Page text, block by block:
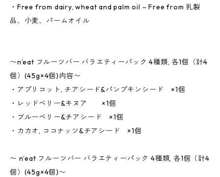
・Free from dairy, wheat and palm oil – Free from 乳製
品、小麦、パームオイル
〜n’eat フルーツバー バラエティーパック 4種類, 各1個（計4
個）(45g×4個)内容〜
・アプリコット, チアシード&パンプキンシード ×1個
・レッドベリー&キヌア ×1個
・ブルーベリー&チアシード ×1個
・カカオ, ココナッツ&チアシード ×1個
〜 n’eat フルーツバー バラエティーパック 4種類, 各1個（計4
個）(45g×4個)〜